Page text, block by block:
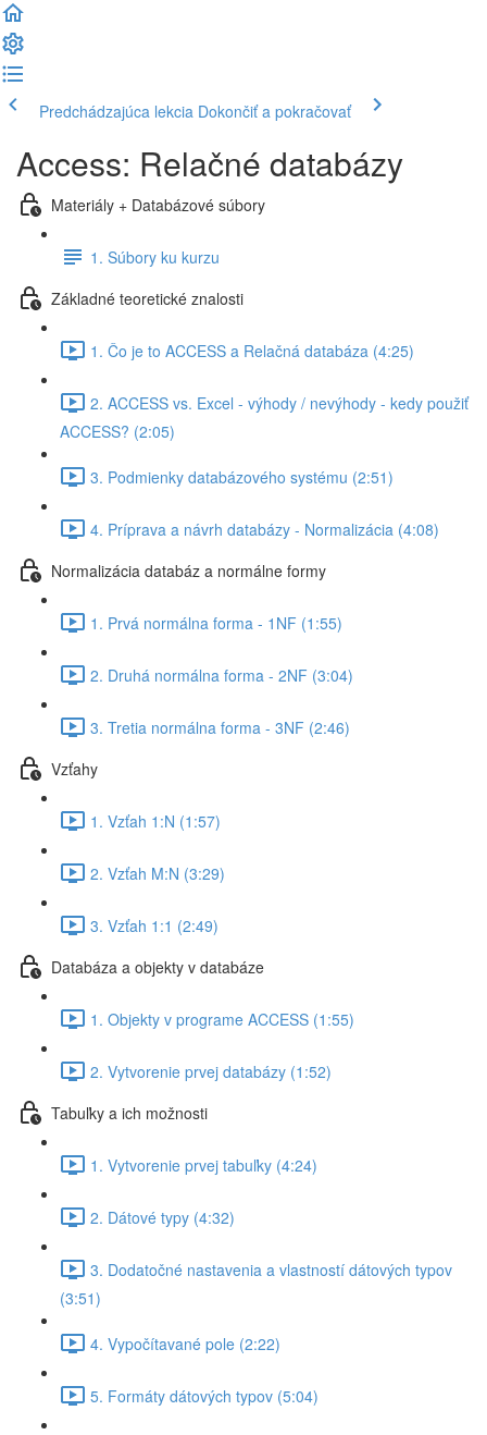
Predchádzajúca lekcia Dokončiť a pokračovať
Access: Relačné databázy
Materiály + Databázové súbory
1. Súbory ku kurzu
Základné teoretické znalosti
1. Čo je to ACCESS a Relačná databáza (4:25)
2. ACCESS vs. Excel - výhody / nevýhody - kedy použiť
ACCESS? (2:05)
3. Podmienky databázového systému (2:51)
4. Príprava a návrh databázy - Normalizácia (4:08)
Normalizácia databáz a normálne formy
1. Prvá normálna forma - 1NF (1:55)
2. Druhá normálna forma - 2NF (3:04)
3. Tretia normálna forma - 3NF (2:46)
Vzťahy
1. Vzťah 1:N (1:57)
2. Vzťah M:N (3:29)
3. Vzťah 1:1 (2:49)
Databáza a objekty v databáze
1. Objekty v programe ACCESS (1:55)
2. Vytvorenie prvej databázy (1:52)
Tabuľky a ich možnosti
1. Vytvorenie prvej tabuľky (4:24)
2. Dátové typy (4:32)
3. Dodatočné nastavenia a vlastností dátových typov
(3:51)
4. Vypočítavané pole (2:22)
5. Formáty dátových typov (5:04)